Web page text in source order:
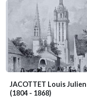
JACOTTET Louis Julien
(1804 - 1868)